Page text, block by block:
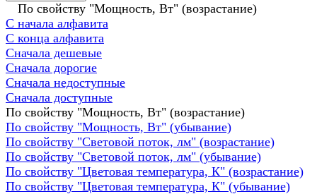
По свойству "Мощность, Вт" (возрастание)
С начала алфавита
С конца алфавита
Сначала дешевые
Сначала дорогие
Сначала недоступные
Сначала доступные
По свойству "Мощность, Вт" (возрастание)
По свойству "Мощность, Вт" (убывание)
По свойству "Световой поток, лм" (возрастание)
По свойству "Световой поток, лм" (убывание)
По свойству "Цветовая температура, К" (возрастание)
По свойству "Цветовая температура, К" (убывание)